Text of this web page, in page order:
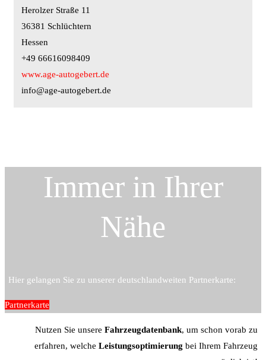
Herolzer Straße 11
36381 Schlüchtern
Hessen
+49 66616098409
www.age-autogebert.de
info@age-autogebert.de
Immer in Ihrer
Nähe
Hier gelangen Sie zu unserer deutschlandweiten Partnerkarte:
Partnerkarte
Nutzen Sie unsere Fahrzeugdatenbank, um schon vorab zu
erfahren, welche Leistungsoptimierung bei Ihrem Fahrzeug